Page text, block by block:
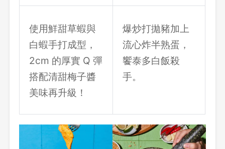
使用鮮甜草蝦與
白蝦手打成型，
2cm 的厚實 Q 彈
搭配清甜梅子醬
美味再升級！
爆炒打拋豬加上
流心炸半熟蛋，
饗泰多白飯殺
手。
登出